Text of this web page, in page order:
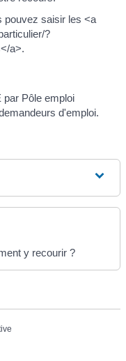
pouvez saisir les <a
?
a>.
par Pôle emploi
d'emploi.
y recourir ?